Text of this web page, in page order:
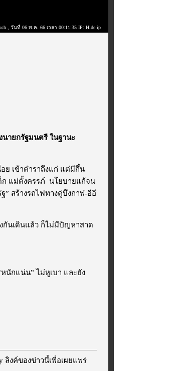
, วันที่ 06 พ.ค. 66 เวลา 00:11:35 IP: Hide ip
นายกรัฐมนตรี ในฐานะ
ย เข้าตำราถึงแก่ แต่มีกึ๋น
ก แม่ตั้งครรภ์ นโยบายแก้จน
สร้างรถไฟทางคู่บึงกาฬ-อีอี
กันเดินแล้ว ก็ไม่มีปัญหาสาด
หนักแน่น” ไม่หูเบา และยัง
ลิงค์ของข่าวนี้เพื่อเผยแพร่